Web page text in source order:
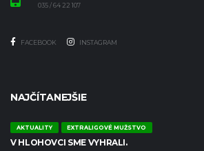
035 / 64 22 107
FACEBOOK INSTAGRAM
NAJČÍTANEJŠIE
AKTUALITY EXTRALIGOVÉ MUŽSTVO
V HLOHOVCI SME VYHRALI.